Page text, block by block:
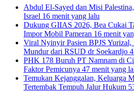
Abdul El-Sayed dan Misi
Israel 16 menit yang lalu
Dukung GIIAS 2026, Bea Cukai
Impor Mobil Pameran 16 menit
Viral Nyinyir Pasien BPJS Yurizal,
Mundur dari RSUD dr Soekardjo
PHK 178 Buruh PT Namnam di
Faktor Pemicunya 47 menit yang
Temukan Kejanggalan, Keluarga
Tertembak Tempuh Jalur Hukum